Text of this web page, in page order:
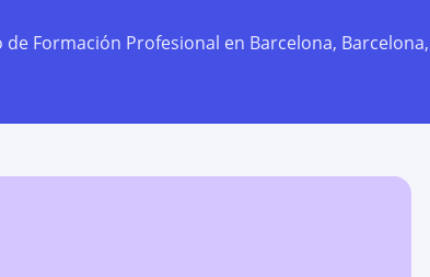
de Formación Profesional en Barcelona,